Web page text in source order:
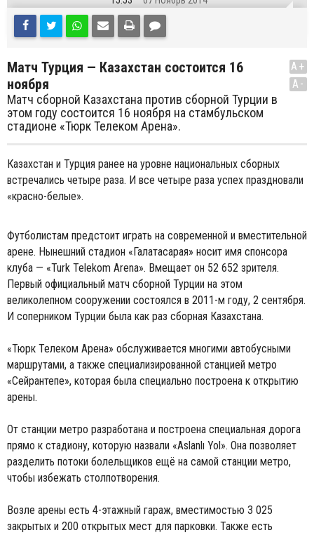
Матч Турция — Казахстан состоится 16
ноября
Матч сборной Казахстана против сборной Турции в
этом году состоится 16 ноября на стамбульском
стадионе «Тюрк Телеком Арена».
A+
A-
Казахстан и Турция ранее на уровне национальных сборных
встречались четыре раза. И все четыре раза успех праздновали
«красно-белые».
Футболистам предстоит играть на современной и вместительной
арене. Нынешний стадион «Галатасарая» носит имя спонсора
клуба — «Turk Telekom Arena». Вмещает он 52 652 зрителя.
Первый официальный матч сборной Турции на этом
великолепном сооружении состоялся в 2011-м году, 2 сентября.
И соперником Турции была как раз сборная Казахстана.
«Тюрк Телеком Арена» обслуживается многими автобусными
маршрутами, а также специализированной станцией метро
«Сейрантепе», которая была специально построена к открытию
арены.
От станции метро разработана и построена специальная дорога
прямо к стадиону, которую назвали «Aslanlı Yol». Она позволяет
разделить потоки болельщиков ещё на самой станции метро,
чтобы избежать столпотворения.
Возле арены есть 4-этажный гараж, вместимостью 3 025
закрытых и 200 открытых мест для парковки. Также есть